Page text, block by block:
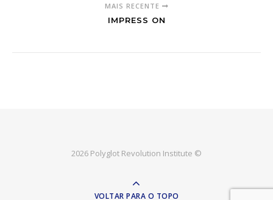
MAIS RECENTE
IMPRESS ON
2026 Polyglot Revolution Institute ©
VOLTAR PARA O TOPO